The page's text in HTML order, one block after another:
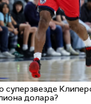
суперзвезде
долара?